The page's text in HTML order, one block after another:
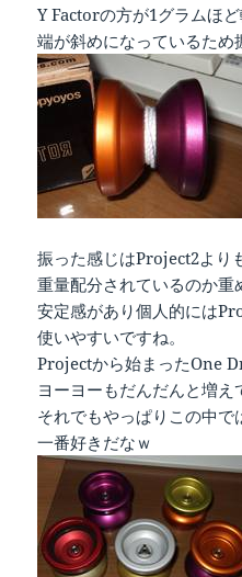
Y Factorの方が1グラムほ
端が斜めになっているため
振った感じはProject2より
重量配分されているのか重
安定感があり個人的には
使いやすいですね。
Projectから始まったOne
ヨーヨーもだんだんと増え
それでもやっぱりこの中
一番好きだなｗ